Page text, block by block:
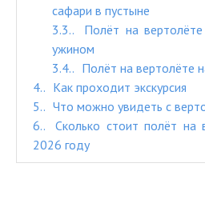
сафари в пустыне
3.3.
Полёт на
ужином
3.4.
Полёт на вертолёте
4.
Как проходит экскурсия
5.
Что можно увидеть с
6.
Сколько стоит полёт на
2026 году